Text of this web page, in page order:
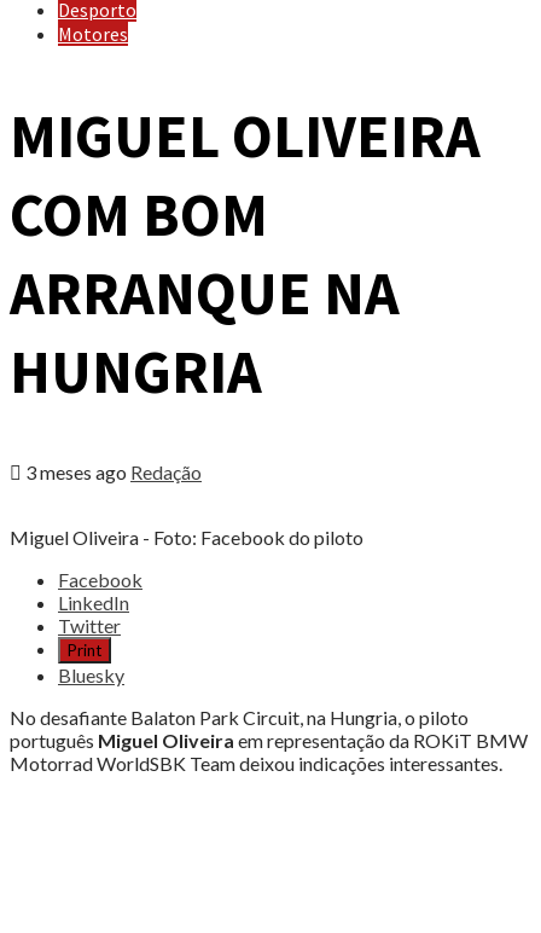
Desporto
Motores
MIGUEL OLIVEIRA
COM BOM
ARRANQUE NA
HUNGRIA
3 meses ago Redação
Miguel Oliveira - Foto: Facebook do piloto
Share
post
"MIGUEL
OLIVEIRA
BOM
ARRANQUE
NA
Facebook
LinkedIn
Twitter
Print
Bluesky
No desafiante Balaton Park Circuit, na Hungria, o piloto
português Miguel Oliveira em representação da ROKiT BMW
Motorrad WorldSBK Team deixou indicações interessantes.